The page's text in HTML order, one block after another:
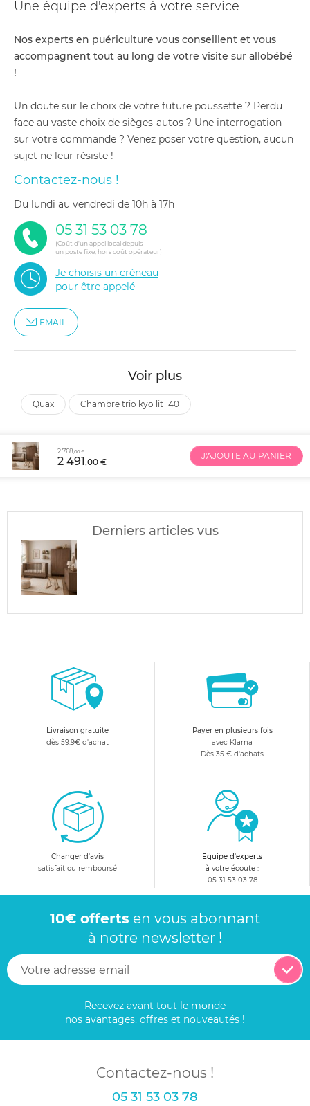
Une équipe d'experts à votre service
Nos experts en puériculture vous conseillent et vous
accompagnent tout au long de votre visite sur allobébé
!
Un doute sur le choix de votre future poussette ? Perdu
face au vaste choix de sièges-autos ? Une interrogation
sur votre commande ? Venez poser votre question, aucun
sujet ne leur résiste !
Contactez-nous !
du lundi au vendredi de 10h à 17h
05 31 53 03 78
(Coût d'un appel local depuis
un poste fixe, hors coût opérateur)
Je choisis un créneau
pour être appelé
EMAIL
Voir plus
quax chambre trio kyo lit 140
2 768,00 €
2 491,00 €
J'AJOUTE AU PANIER
Derniers articles vus
Livraison gratuite
dès 59.9€ d'achat
Payer en plusieurs fois
avec Klarna
Dès 35 € d'achats
Changer d'avis
satisfait ou remboursé
Equipe d'experts
à votre écoute :
05 31 53 03 78
10€ offerts en vous abonnant
à notre newsletter !
Recevez avant tout le monde
nos avantages, offres et nouveautés !
Contactez-nous !
05 31 53 03 78